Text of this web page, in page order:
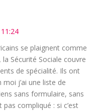
se plaignent comme
Sécurité Sociale couvre
de spécialité. Ils ont
j’ai une liste de
sans formulaire, sans
pas compliqué : si c’est